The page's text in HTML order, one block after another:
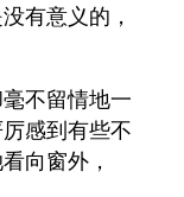
有意义的，
不留情地一
感到有些不
向窗外，